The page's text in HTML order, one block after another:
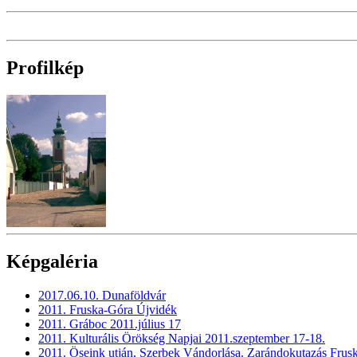
Profilkép
Képgaléria
2017.06.10. Dunaföldvár
2011. Fruska-Góra Újvidék
2011. Gráboc 2011.július 17
2011. Kulturális Örökség Napjai 2011.szeptember 17-18.
2011. Öseink utján, Szerbek Vándorlása. Zarándokutazás